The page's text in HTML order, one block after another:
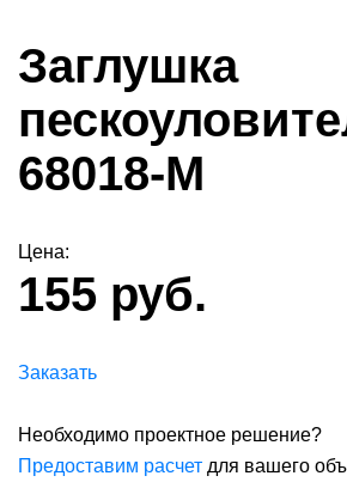
Заглушка
68018-М
Цена:
155 руб.
Заказать
Необходимо проектное решение?
Предоставим расчет для вашего